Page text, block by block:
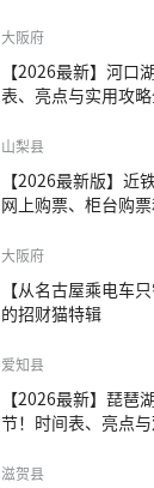
大阪府
【2026最新】河口
表、亮点与实用攻
山梨县
【2026最新版】近
网上购票、柜台购
大阪府
【从名古屋乘电车
的招财猫特辑
爱知县
【2026最新】琵琶
节！时间表、亮点
滋贺县